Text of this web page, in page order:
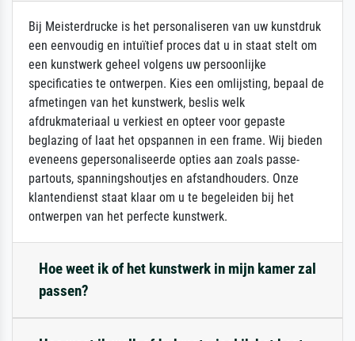
Bij Meisterdrucke is het personaliseren van uw kunstdruk
een eenvoudig en intuïtief proces dat u in staat stelt om
een kunstwerk geheel volgens uw persoonlijke
specificaties te ontwerpen. Kies een omlijsting, bepaal de
afmetingen van het kunstwerk, beslis welk
afdrukmateriaal u verkiest en opteer voor gepaste
beglazing of laat het opspannen in een frame. Wij bieden
eveneens gepersonaliseerde opties aan zoals passe-
partouts, spanningshoutjes en afstandhouders. Onze
klantendienst staat klaar om u te begeleiden bij het
ontwerpen van het perfecte kunstwerk.
Hoe weet ik of het kunstwerk in mijn kamer zal
passen?